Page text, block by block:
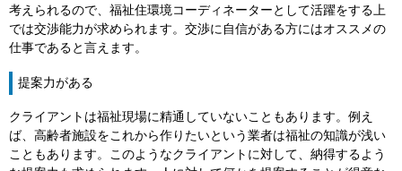
考えられるので、福祉住環境コーディネーターとして活躍をする上
では交渉能力が求められます。交渉に自信がある方にはオススメの
仕事であると言えます。
提案力がある
クライアントは福祉現場に精通していないこともあります。例え
ば、高齢者施設をこれから作りたいという業者は福祉の知識が浅い
こともあります。このようなクライアントに対して、納得するよう